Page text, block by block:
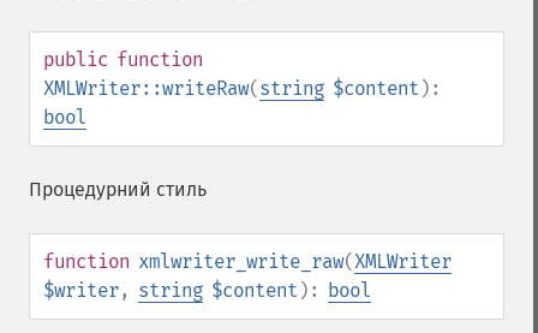
public function
XMLWriter::writeRaw(string $content ):
bool
Процедурний стиль
function xmlwriter_write_raw(XMLWriter
$writer, string $content ): bool